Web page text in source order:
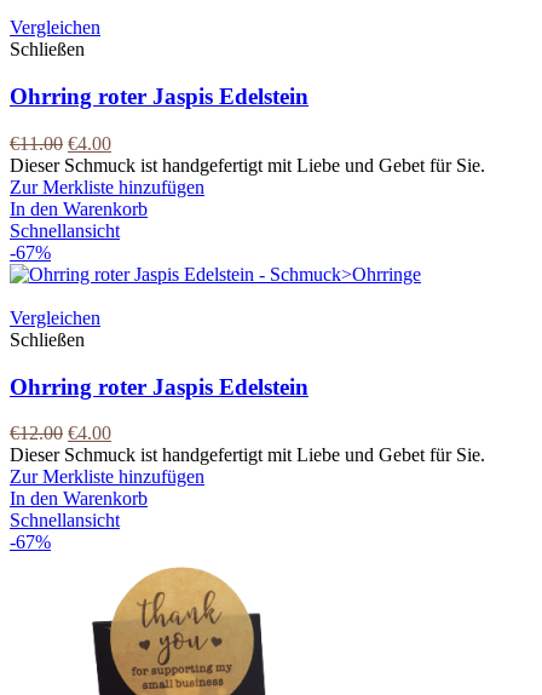
Vergleichen
Schließen
Ohrring roter Jaspis Edelstein
€11.00 €4.00
Dieser Schmuck ist handgefertigt mit Liebe und Gebet für Sie.
Zur Merkliste hinzufügen
In den Warenkorb
Schnellansicht
-67%
Vergleichen
Schließen
Ohrring roter Jaspis Edelstein
€12.00 €4.00
Dieser Schmuck ist handgefertigt mit Liebe und Gebet für Sie.
Zur Merkliste hinzufügen
In den Warenkorb
Schnellansicht
-67%